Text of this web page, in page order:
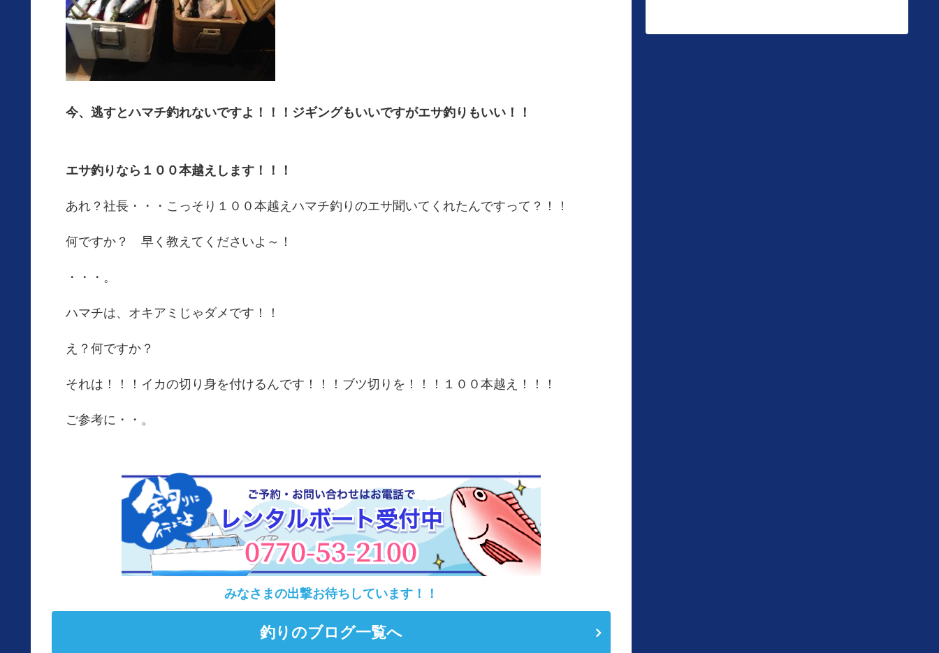
今、逃すとハマチ釣れないですよ！！！ジギングもいいですがエサ釣りもいい！！
エサ釣りなら１００本越えします！！！
あれ？社長・・・こっそり１００本越えハマチ釣りのエサ聞いてくれたんですって？！！
何ですか？ 早く教えてくださいよ～！
・・・。
ハマチは、オキアミじゃダメです！！
え？何ですか？
それは！！！イカの切り身を付けるんです！！！ブツ切りを！！！１００本越え！！！
ご参考に・・。
みなさまの出撃お待ちしています！！
釣りのブログ一覧へ